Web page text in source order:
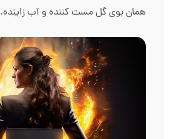
همان بوی گل مست کننده و آب زاینده.